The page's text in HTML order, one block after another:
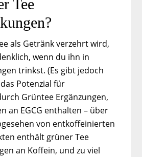
Tee
als Getränk verzehrt wird,
wenn du ihn in
trinkst. (Es gibt jedoch
Potenzial für
Grüntee Ergänzungen,
an EGCG enthalten – über
von entkoffeinierten
enthält grüner Tee
an Koffein, und zu viel